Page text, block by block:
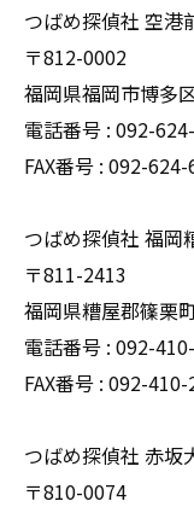
つばめ探偵社 空港
〒812-0002
福岡県福岡市博多
電話番号 : 092-
FAX番号 : 092-
つばめ探偵社 福岡
〒811-2413
福岡県糟屋郡篠栗
電話番号 : 092-
FAX番号 : 092-
つばめ探偵社 赤坂
〒810-0074